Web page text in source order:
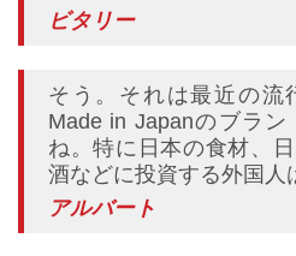
ビタリー
そう。それは最近の流
Made in Japanのブラ
ね。特に日本の食材、
酒などに投資する外国人
アルバート